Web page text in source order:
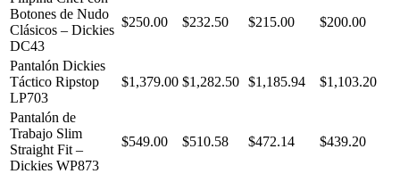
Botones de Nudo
Clásicos – Dickies
DC43
$250.00 $232.50 $215.00 $200.00
Pantalón Dickies
Táctico Ripstop
LP703
$1,379.00 $1,282.50 $1,185.94 $1,103.20
Pantalón de
Trabajo Slim
Straight Fit –
Dickies WP873
$549.00 $510.58 $472.14 $439.20